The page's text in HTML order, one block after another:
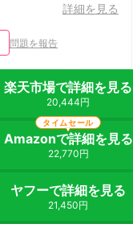
詳細を見る
問題を報告
楽天市場で詳細を見る
20,444円
Amazonで詳細を見る
22,770円
タイムセール
ヤフーで詳細を見る
21,450円